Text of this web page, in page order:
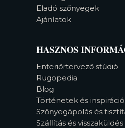
Eladó szőnyegek
Ajánlatok
HASZNOS
Enteriőrtervező stúdió
Rugopedia
Blog
Történetek és inspiráció
Szőnyegápolás és
Szállítás és visszaküldés